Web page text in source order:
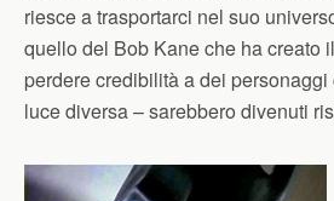
riesce a trasportarci nel suo
quello del Bob Kane che ha creato
perdere credibilità a dei
luce diversa – sarebbero divenuti